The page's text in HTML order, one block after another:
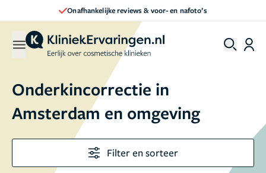
Onafhankelijke reviews & voor- en nafoto’s
Onderkincorrectie in
Amsterdam en omgeving
Filter en sorteer